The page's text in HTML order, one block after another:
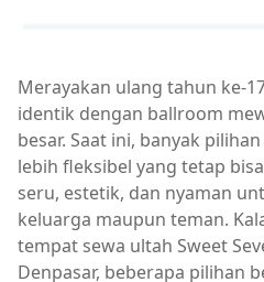
Merayakan ulang tahun ke-
identik dengan ballroom
besar. Saat ini, banyak
lebih fleksibel yang tetap
seru, estetik, dan nyaman
keluarga maupun teman.
tempat sewa ultah Sweet
Denpasar, beberapa pilihan